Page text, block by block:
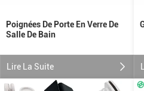
Poignées De Porte En Verre De
Salle De Bain
Lire La Suite